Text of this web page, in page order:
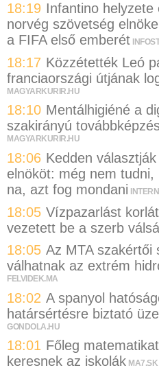
18:19 Infantino
norvég szövetség
a FIFA első emberét
18:17 Közzétették Leó
franciaországi útjának
MAGYARKURIR.HU
18:10 Mentálhigiéné a
szakirányú
MAGYARKURIR.HU
18:06 Kedden
elnököt: még nem
na, azt fog mondani
18:05 Vízpazarlást
vezetett be a szerb
18:05 Az MTA szakértői
válhatnak az extrém
FELVIDEK.MA
18:02 A spanyol
határsértésre biztató
GONDOLA.HU
18:01 Főleg
keresnek az iskolák MA7.SK